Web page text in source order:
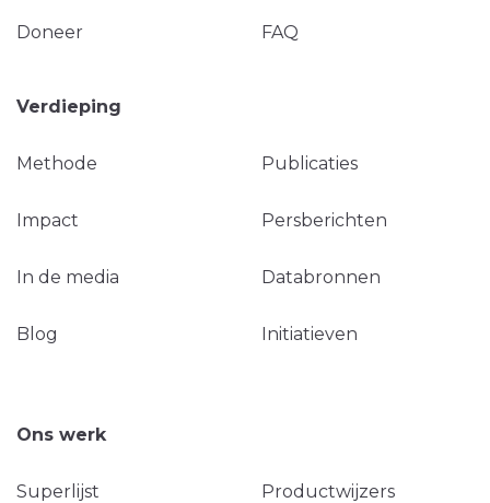
Doneer FAQ
Verdieping
Methode Publicaties
Impact Persberichten
In de media Databronnen
Blog Initiatieven
Ons werk
Superlijst Productwijzers